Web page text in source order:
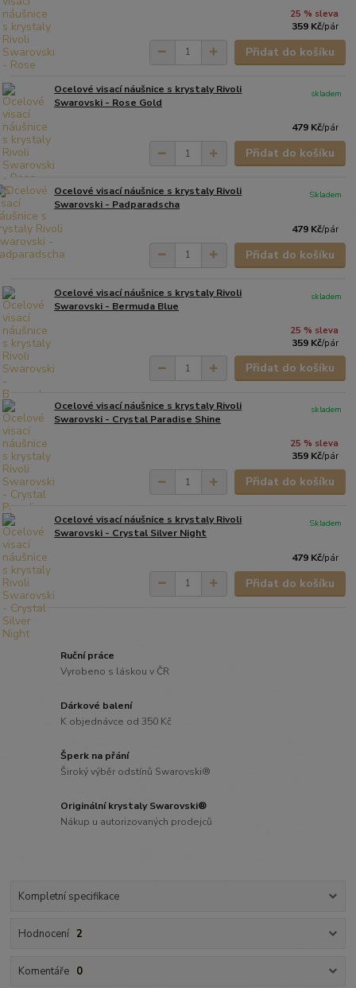
25 % sleva
359 Kč/pár
Přidat do košíku
Ocelové visací náušnice s krystaly Rivoli
Swarovski - Rose Gold
479 Kč/pár
skladem
Přidat do košíku
Ocelové visací náušnice s krystaly Rivoli
Swarovski - Padparadscha
479 Kč/pár
Skladem
Přidat do košíku
Ocelové visací náušnice s krystaly Rivoli
Swarovski - Bermuda Blue
25 % sleva
359 Kč/pár
skladem
Přidat do košíku
Ocelové visací náušnice s krystaly Rivoli
Swarovski - Crystal Paradise Shine
25 % sleva
359 Kč/pár
skladem
Přidat do košíku
Ocelové visací náušnice s krystaly Rivoli
Swarovski - Crystal Silver Night
479 Kč/pár
Skladem
Přidat do košíku
Ruční práce
Vyrobeno s láskou v ČR
Dárkové balení
K objednávce od 350 Kč
Šperk na přání
Široký výběr odstínů Swarovski®
Originální krystaly Swarovski®
Nákup u autorizovaných prodejců
Kompletní specifikace
Hodnocení 2
Komentáře 0